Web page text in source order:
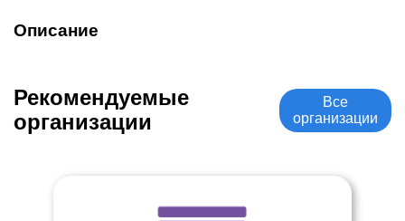
Описание
Рекомендуемые
организации
Все
организации